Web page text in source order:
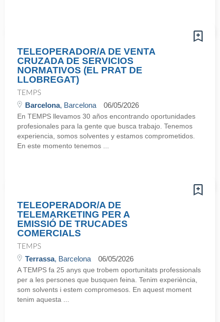
TELEOPERADOR/A DE VENTA
CRUZADA DE SERVICIOS
NORMATIVOS (EL PRAT DE
LLOBREGAT)
TEMPS
Barcelona, Barcelona 06/05/2026
En TEMPS llevamos 30 años encontrando oportunidades
profesionales para la gente que busca trabajo. Tenemos
experiencia, somos solventes y estamos comprometidos.
En este momento tenemos ...
TELEOPERADOR/A DE
TELEMARKETING PER A
EMISSIÓ DE TRUCADES
COMERCIALS
TEMPS
Terrassa, Barcelona 06/05/2026
A TEMPS fa 25 anys que trobem oportunitats professionals
per a les persones que busquen feina. Tenim experiència,
som solvents i estem compromesos. En aquest moment
tenim aquesta ...